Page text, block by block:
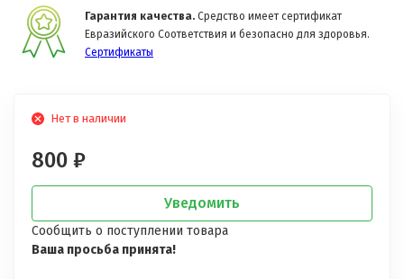
Гарантия качества. Средство имеет сертификат
Евразийского Соответствия и безопасно для здоровья.
Сертификаты
Нет в наличии
800 ₽
Уведомить
Сообщить о поступлении товара
Ваша просьба принята!